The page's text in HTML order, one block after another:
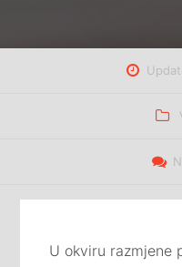
U okviru razmjene